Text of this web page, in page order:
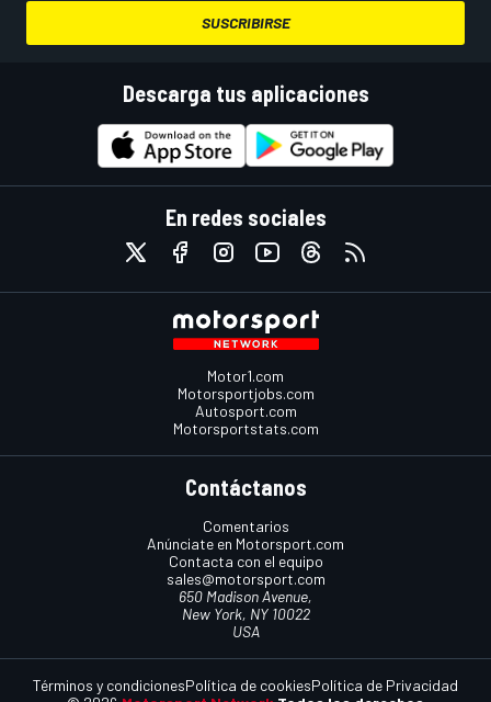
SUSCRIBIRSE
Descarga tus aplicaciones
En redes sociales
Motor1.com
Motorsportjobs.com
Autosport.com
Motorsportstats.com
Contáctanos
Comentarios
Anúnciate en Motorsport.com
Contacta con el equipo
sales@motorsport.com
650 Madison Avenue,
New York, NY 10022
USA
Términos y condicionesPolítica de cookiesPolítica de Privacidad